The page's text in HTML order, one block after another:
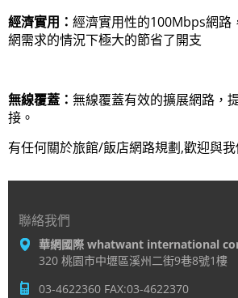
經濟實用： 經濟實用性的100Mbps網路
網需求的情況下極大的節省了開支
無線覆蓋： 無線覆蓋有效的擴展網路，
接。
有任何關於旅館/飯店網路規劃,歡迎與
聯絡我們
華網國際 whatwant international
320 桃園市中壢區溪州二街9巷8號1樓
03-4622360 FAX:03-4622370